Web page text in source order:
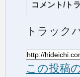
コメント/ト
トラック
この投稿